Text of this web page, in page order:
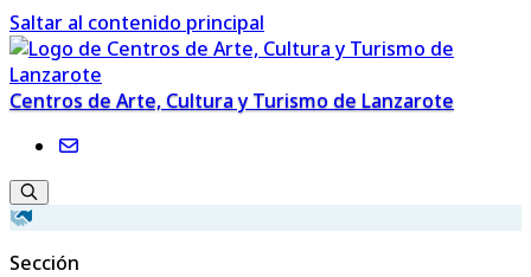
Saltar al contenido principal
Centros de Arte, Cultura y Turismo de Lanzarote
Sección